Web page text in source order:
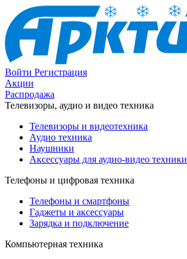
Войти Регистрация
Акции
Распродажа
Телевизоры, аудио и видео техника
Телевизоры и видеотехника
Аудио техника
Наушники
Аксессуары для аудио-видео техники
Телефоны и цифровая техника
Телефоны и смартфоны
Гаджеты и аксессуары
Зарядка и подключение
Компьютерная техника